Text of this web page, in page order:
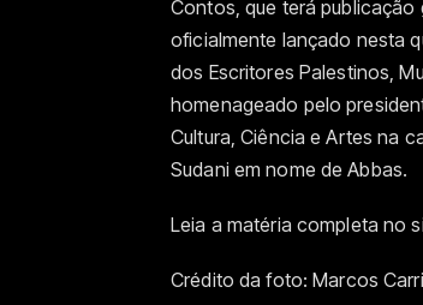
Contos, que terá
oficialmente lançado nesta
dos Escritores Palestinos,
homenageado pelo
Cultura, Ciência e Artes na
Sudani em nome de Abbas.
Leia a matéria completa no
Crédito da foto: Marcos